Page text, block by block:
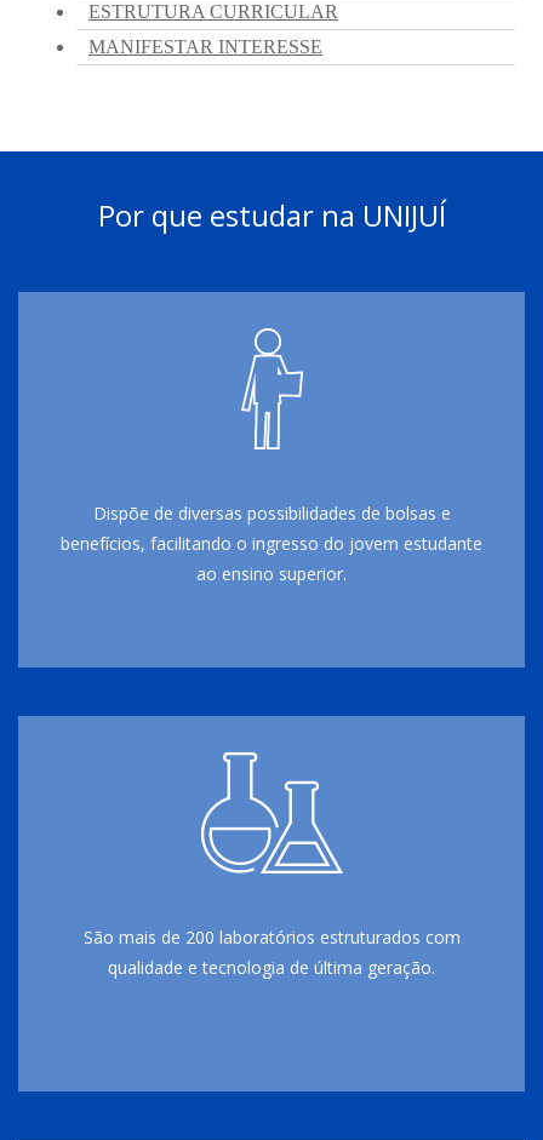
Por que estudar na UNIJUÍ
Dispõe de diversas possibilidades de bolsas e
benefícios, facilitando o ingresso do jovem estudante
ao ensino superior.
São mais de 200 laboratórios estruturados com
qualidade e tecnologia de última geração.